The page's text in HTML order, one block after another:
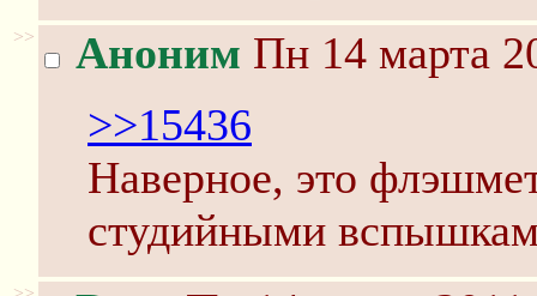
>> Аноним Пн 14 марта
>>15436
Наверное, это
студийными